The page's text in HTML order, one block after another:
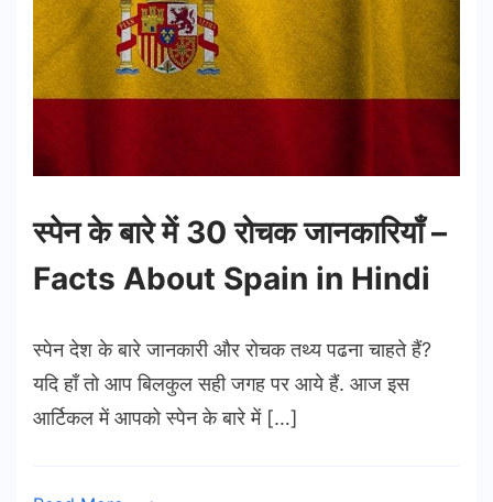
स्पेन के बारे में 30 रोचक जानकारियाँ –
Facts About Spain in Hindi
स्पेन देश के बारे जानकारी और रोचक तथ्य पढना चाहते हैं?
यदि हाँ तो आप बिलकुल सही जगह पर आये हैं. आज इस
आर्टिकल में आपको स्पेन के बारे में […]